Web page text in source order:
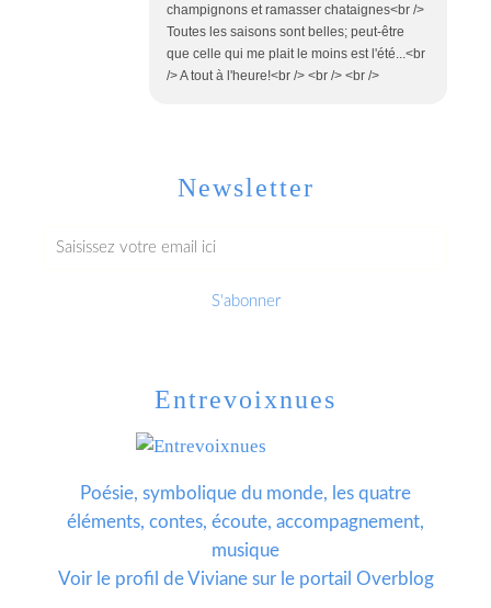
champignons et ramasser chataignes<br />
Toutes les saisons sont belles; peut-être
que celle qui me plait le moins est l'été...<br
/> A tout à l'heure!<br /> <br /> <br />
Newsletter
Entrevoixnues
Poésie, symbolique du monde, les quatre
éléments, contes, écoute, accompagnement,
musique
Voir le profil deVivianesur le portail Overblog